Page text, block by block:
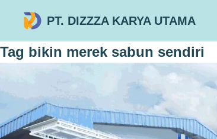
PT. DIZZZA KARYA UTAMA
Tag bikin merek sabun sendiri